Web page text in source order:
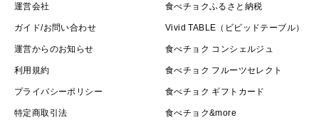
運営会社
ガイド/お問い合わせ
運営からのお知らせ
利用規約
プライバシーポリシー
特定商取引法
食べチョクふるさと納税
Vivid TABLE（ビビッドテーブル）
食べチョク コンシェルジュ
食べチョク フルーツセレクト
食べチョク ギフトカード
食べチョク&more